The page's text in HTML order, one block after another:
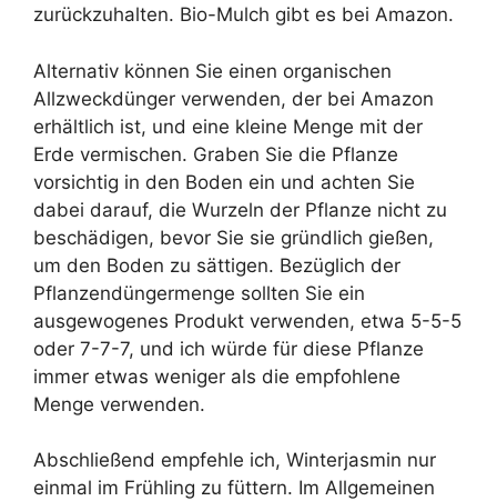
zurückzuhalten. Bio-Mulch gibt es bei Amazon.
Alternativ können Sie einen organischen
Allzweckdünger verwenden, der bei Amazon
erhältlich ist, und eine kleine Menge mit der
Erde vermischen. Graben Sie die Pflanze
vorsichtig in den Boden ein und achten Sie
dabei darauf, die Wurzeln der Pflanze nicht zu
beschädigen, bevor Sie sie gründlich gießen,
um den Boden zu sättigen. Bezüglich der
Pflanzendüngermenge sollten Sie ein
ausgewogenes Produkt verwenden, etwa 5-5-5
oder 7-7-7, und ich würde für diese Pflanze
immer etwas weniger als die empfohlene
Menge verwenden.
Abschließend empfehle ich, Winterjasmin nur
einmal im Frühling zu füttern. Im Allgemeinen